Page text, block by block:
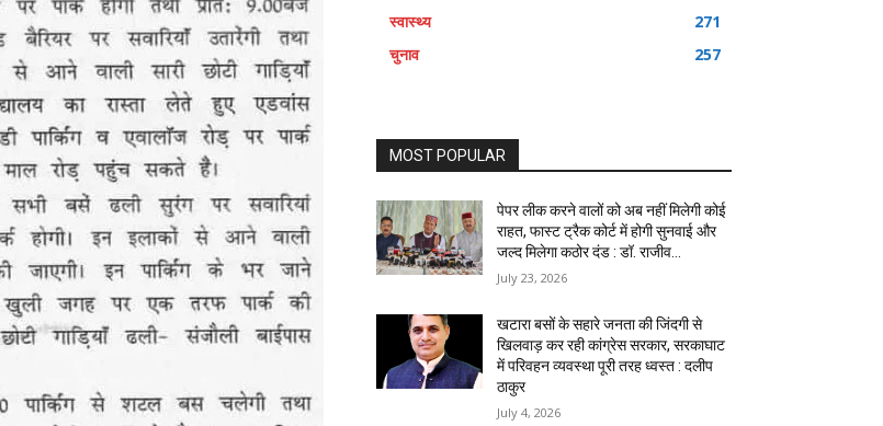
स्वास्थ्य
271
चुनाव
257
MOST POPULAR
पेपर लीक करने वालों को अब नहीं मिलेगी कोई
राहत, फास्ट ट्रैक कोर्ट में होगी सुनवाई और
जल्द मिलेगा कठोर दंड : डॉ. राजीव...
July 23, 2026
खटारा बसों के सहारे जनता की जिंदगी से
खिलवाड़ कर रही कांग्रेस सरकार, सरकाघाट
में परिवहन व्यवस्था पूरी तरह ध्वस्त : दलीप
ठाकुर
July 4, 2026